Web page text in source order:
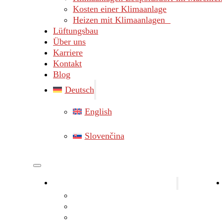
Kosten einer Klimaanlage
Heizen mit Klimaanlagen
Lüftungsbau
Über uns
Karriere
Kontakt
Blog
Deutsch
English
Slovenčina